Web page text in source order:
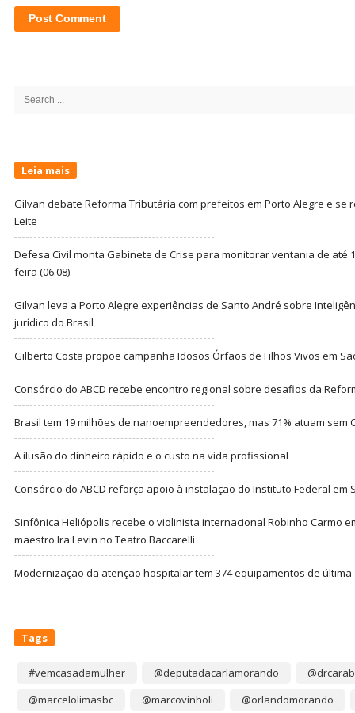
Search
Leia mais
Gilvan debate Reforma Tributária com prefeitos em Porto Alegre e se
Leite
Defesa Civil monta Gabinete de Crise para monitorar ventania de até
feira (06.08)
Gilvan leva a Porto Alegre experiências de Santo André sobre
jurídico do Brasil
Gilberto Costa propõe campanha Idosos Órfãos de Filhos Vivos em
Consórcio do ABCD recebe encontro regional sobre desafios da
Brasil tem 19 milhões de nanoempreendedores, mas 71% atuam sem
A ilusão do dinheiro rápido e o custo na vida profissional
Consórcio do ABCD reforça apoio à instalação do Instituto Federal em
Sinfônica Heliópolis recebe o violinista internacional Robinho Carmo
maestro Ira Levin no Teatro Baccarelli
Modernização da atenção hospitalar tem 374 equipamentos de última
Tags
#vemcasadamulher @deputadacarlamorando
@marcelolimasbc
@marcovinholi @orlandomorando